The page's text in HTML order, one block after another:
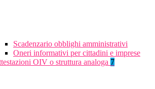
Scadenzario obblighi amministrativi
Oneri informativi per cittadini e imprese
OIV o struttura analoga 7